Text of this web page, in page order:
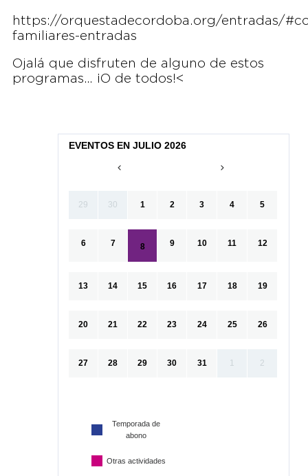
https://orquestadecordoba.org/entradas/
familiares-entradas
Ojalá que disfruten de alguno de estos
programas… ¡O de todos!<
EVENTOS EN JULIO 2026
29 30 1 2 3 4 5
6 7 8 9 10 11 12
13 14 15 16 17 18 19
20 21 22 23 24 25 26
27 28 29 30 31 1 2
Temporada de
abono
Otras actividades